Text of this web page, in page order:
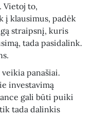
Vietoj to,
į klausimus, padėk
straipsnį, kuris
tada pasidalink.
panašiai.
investavimą
gali būti puiki
tada dalinkis